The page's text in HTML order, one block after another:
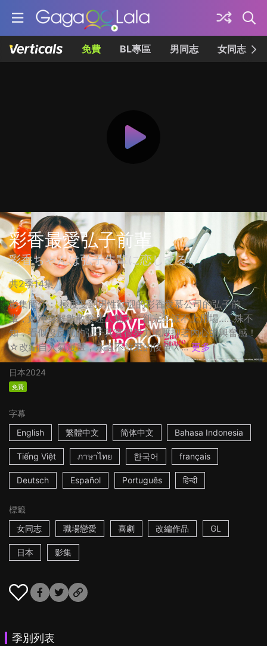
免費 BL專區 男同志 女同志
彩香最愛弘子前輩
彩香ちゃんは弘子先輩に恋してる
共2季14集
影集簡介： 極度受到男性歡迎的彩香愛慕公司的弘子前
輩，她渾身解數散發迷人魅力，卻完全派不上用場……殊不
知，看似沒反應的弘子其實很努力地壓抑著內心的興奮感！
☆改編自人氣漫畫，永遠不放棄的後輩Ｘ... 更多
日本2024
免費
字幕
English
繁體中文 简体中文 Bahasa Indonesia
Tiếng Việt ภาษาไทย 한국어 français
Deutsch Español Português हिन्दी
標籤
女同志
職場戀愛 喜劇 改編作品 GL
日本 影集
季別列表